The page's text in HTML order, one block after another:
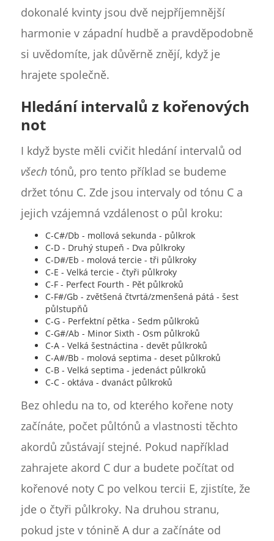
dokonalé kvinty jsou dvě nejpříjemnější
harmonie v západní hudbě a pravděpodobně
si uvědomíte, jak důvěrně znějí, když je
hrajete společně.
Hledání intervalů z kořenových
not
I když byste měli cvičit hledání intervalů od
všechtónů, pro tento příklad se budeme
držet tónu C. Zde jsou intervaly od tónu C a
jejich vzájemná vzdálenost o půl kroku:
C-C#/Db - mollová sekunda - půlkrok
C-D - Druhý stupeň - Dva půlkroky
C-D#/Eb - molová tercie - tři půlkroky
C-E - Velká tercie - čtyři půlkroky
C-F - Perfect Fourth - Pět půlkroků
C-F#/Gb - zvětšená čtvrtá/zmenšená pátá - šest
půlstupňů
C-G - Perfektní pětka - Sedm půlkroků
C-G#/Ab - Minor Sixth - Osm půlkroků
C-A - Velká šestnáctina - devět půlkroků
C-A#/Bb - molová septima - deset půlkroků
C-B - Velká septima - jedenáct půlkroků
C-C - oktáva - dvanáct půlkroků
Bez ohledu na to, od kterého kořene noty
začínáte, počet půltónů a vlastnosti těchto
akordů zůstávají stejné. Pokud například
zahrajete akord C dur a budete počítat od
kořenové noty C po velkou tercii E, zjistíte, že
jde o čtyři půlkroky. Na druhou stranu,
pokud jste v tónině A dur a začínáte od